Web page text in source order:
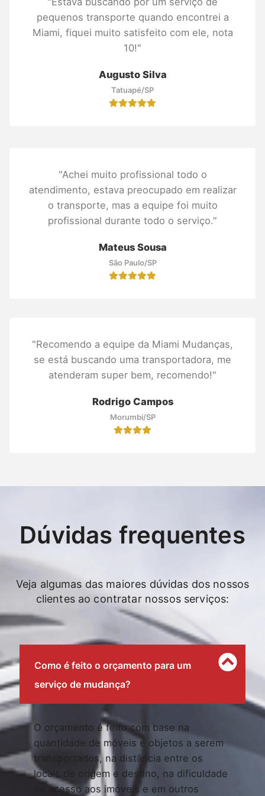
pequenos transporte quando encontrei a
Miami, fiquei muito satisfeito com ele, nota
10!"
Augusto Silva
Tatuapé/SP
"Achei muito profissional todo o
atendimento, estava preocupado em realizar
o transporte, mas a equipe foi muito
profissional durante todo o serviço."
Mateus Sousa
São Paulo/SP
"Recomendo a equipe da Miami Mudanças,
se está buscando uma transportadora, me
atenderam super bem, recomendo!"
Rodrigo Campos
Morumbi/SP
Dúvidas frequentes
Veja algumas das maiores dúvidas dos nossos
clientes ao contratar nossos serviços:
Como é feito o orçamento para um
serviço de mudança?
O orçamento é feito com base na
quantidade de móveis e objetos a serem
transportados, na distância entre os
locais de origem e destino, na dificuldade
de acesso aos imóveis e em outros